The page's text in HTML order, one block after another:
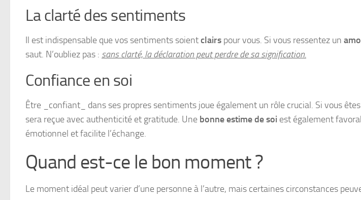
La clarté des sentiments
Il est indispensable que vos sentiments soientclairs pour vous. Si vous ressentez un
saut. N’oubliez pas : sans clarté, la déclaration peut perdre de sa signification.
Confiance en soi
Être _confiant_ dans ses propres sentiments joue également un rôle crucial. Si vous
sera reçue avec authenticité et gratitude. Une bonne estime de soi est également
émotionnel et facilite l’échange.
Quand est-ce le bon moment ?
Le moment idéal peut varier d’une personne à l’autre, mais certaines circonstances